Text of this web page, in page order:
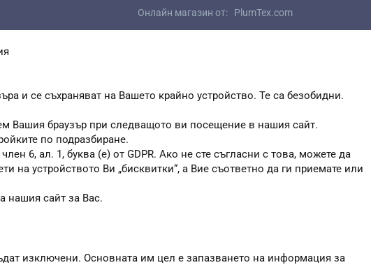
Онлайн магазин от: PlumTex.com
и се съхраняват на Вашето крайно устройство. Те са безобидни.
Вашия браузър при следващото ви посещение в нашия сайт.
по подразбиране.
6, ал. 1, буква (е) от GDPR. Ако не сте съгласни с това, можете да
на устройството Ви „бисквитки“, а Вие съответно да ги приемате или
нашия сайт за Вас.
изключени. Основната им цел е запазването на информация за